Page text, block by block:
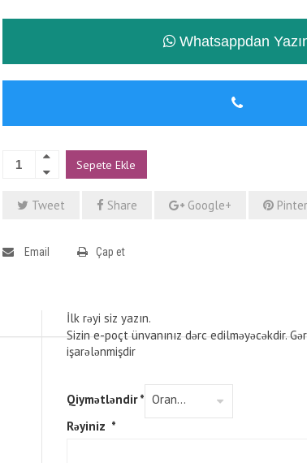
Whatsappdan
Sepete Ekle
Tweet Share Google+
Email Çap et
İlk rəyi siz yazın.
Sizin e-poçt ünvanınız dərc edilməyəcəkdir.
işarələnmişdir
Qiymətləndir*
Rəyiniz *